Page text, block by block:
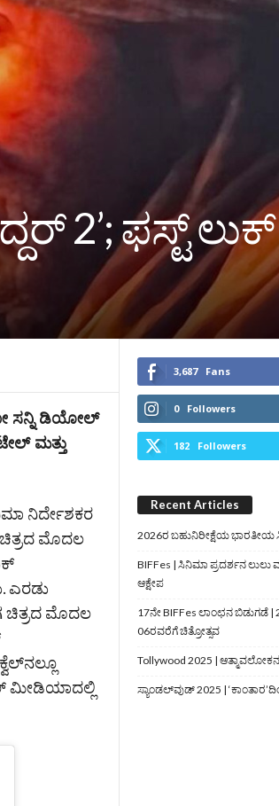
2’; ಫಸ್ಟ್‌
ಸನ್ನಿ ಡಿಯೋಲ್‌
ಮತ್ತು
ನಿರ್ದೇಶಕರ
ಚಿತ್ರದ ಮೊದಲ
ಎರಡು
ಚಿತ್ರದ ಮೊದಲ
ಮೀಡಿಯಾದಲ್ಲಿ
3,687 Fans
0 Followers
182 Followers
Recent Articles
2026ರ ಬಹುನಿರೀಕ್ಷೆಯ ಭಾರತೀಯ
BIFFes | ಸಿನಿಮಾ ಪ್ರದರ್ಶನ ಲುಲು
ಆಕ್ಷೇಪ
17ನೇ BIFFes ಲಾಂಛನ ಬಿಡುಗಡೆ |
06ರವರೆಗೆ ಚಿತ್ರೋತ್ಸವ
Tollywood 2025 |
ಸ್ಯಾಂಡಲ್‌ವುಡ್‌ 2025 |